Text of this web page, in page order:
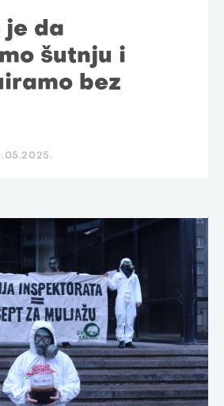
je da
šutnju i
bez